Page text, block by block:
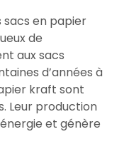
sacs en papier
de
aux sacs
d’années à
kraft sont
Leur production
et génère